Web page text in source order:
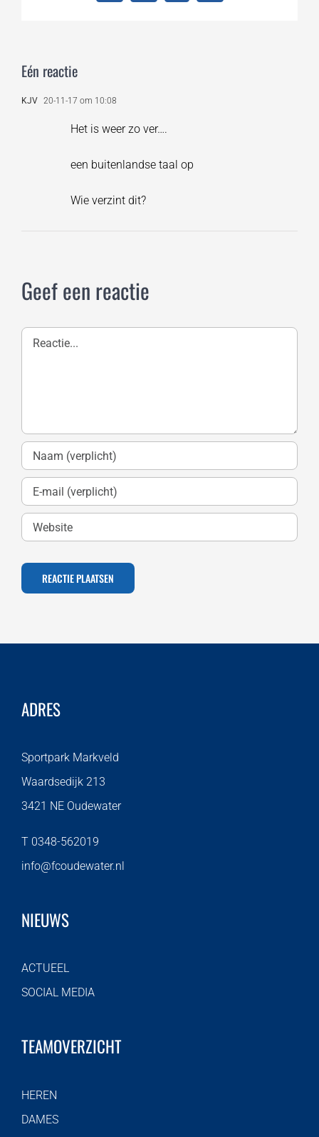
Eén reactie
KJV 20-11-17 om 10:08
Het is weer zo ver….
een buitenlandse taal op
Wie verzint dit?
Geef een reactie
Reactie
ADRES
Sportpark Markveld
Waardsedijk 213
3421 NE Oudewater
T 0348-562019
info@fcoudewater.nl
NIEUWS
ACTUEEL
SOCIAL MEDIA
TEAMOVERZICHT
HEREN
DAMES